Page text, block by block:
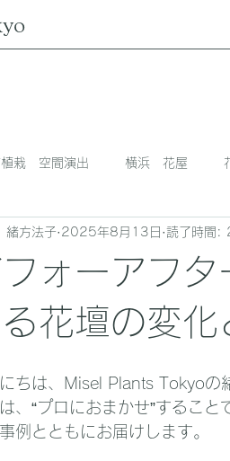
植栽 空間演出 横浜 花屋
フォーアフ
花壇の変化
緒方法子 2025年8月13日 読了時間:
ちは、Misel Plants Tokyoの
、“プロにおまかせ”するこ
例とともにお届けします。